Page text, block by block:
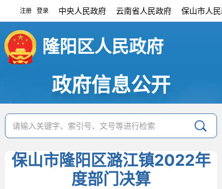
注册 登录 中央人民政府 云南省人民政府 保山市人
隆阳区人民政府
政府信息公开
保山市隆阳区潞江镇2022年
度部门决算